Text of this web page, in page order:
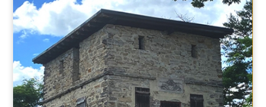
WELLNESS